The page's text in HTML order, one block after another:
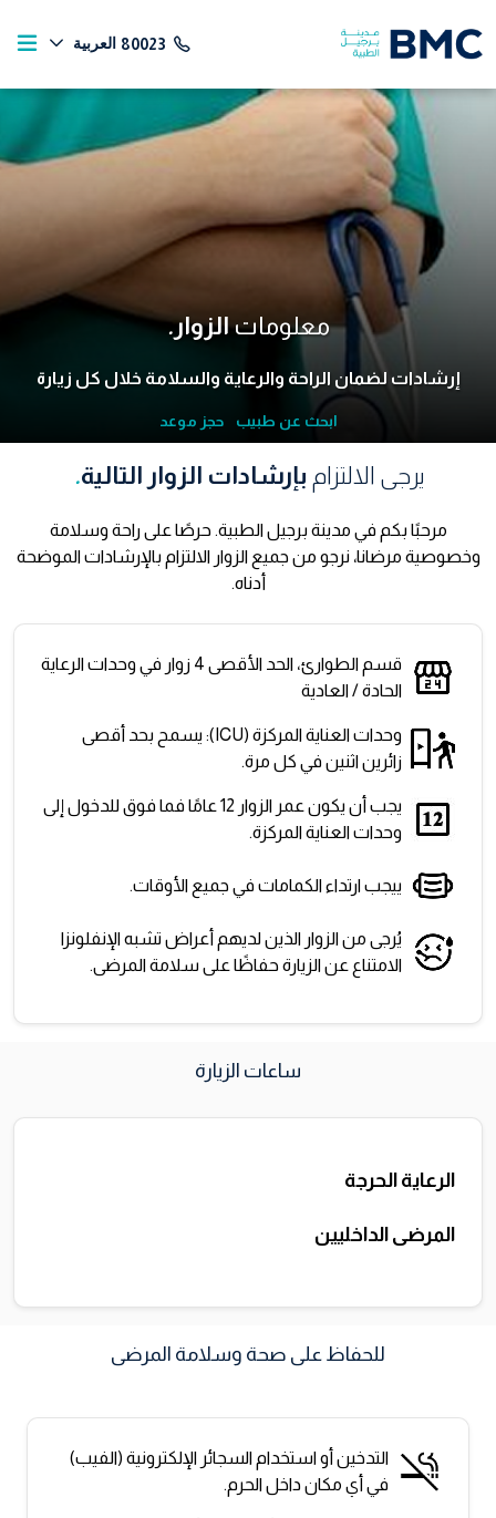
80023 العربية
معلوماتالزوار.
إرشادات لضمان الراحة والرعاية والسلامة خلال كل زيارة
ابحث عن طبيب حجز موعد
يرجى الالتزام بإرشادات الزوار التالية.
مرحبًا بكم في مدينة برجيل الطبية. حرصًا على راحة وسلامة
وخصوصية مرضانا، نرجو من جميع الزوار الالتزام بالإرشادات الموضحة
أدناه.
قسم الطوارئ، الحد الأقصى 4 زوار في وحدات الرعاية
الحادة / العادية
وحدات العناية المركزة (ICU): يسمح بحد أقصى
زائرين اثنين في كل مرة.
يجب أن يكون عمر الزوار 12 عامًا فما فوق للدخول إلى
وحدات العناية المركزة.
ييجب ارتداء الكمامات في جميع الأوقات.
يُرجى من الزوار الذين لديهم أعراض تشبه الإنفلونزا
الامتناع عن الزيارة حفاظًا على سلامة المرضى.
ساعات الزيارة
الرعاية الحرجة
المرضى الداخليين
للحفاظ على صحة وسلامة المرضى
التدخين أو استخدام السجائر الإلكترونية (الفيب)
في أي مكان داخل الحرم.